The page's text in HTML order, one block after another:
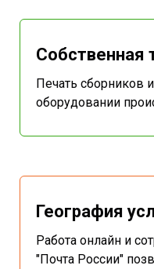
Собственная
Печать сборников
оборудовании
География
Работа онлайн и
"Почта России"